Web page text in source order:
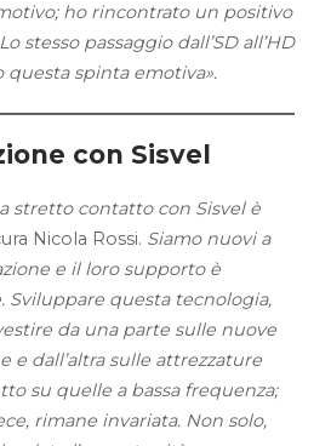
ho rincontrato un positivo
stesso passaggio dall’SD all’HD
questa spinta emotiva».
con Sisvel
stretto contatto con Sisvel è
Nicola Rossi. Siamo nuovi a
e il loro supporto è
Sviluppare questa tecnologia,
da una parte sulle nuove
e dall’altra sulle attrezzature
su quelle a bassa frequenza;
rimane invariata. Non solo,